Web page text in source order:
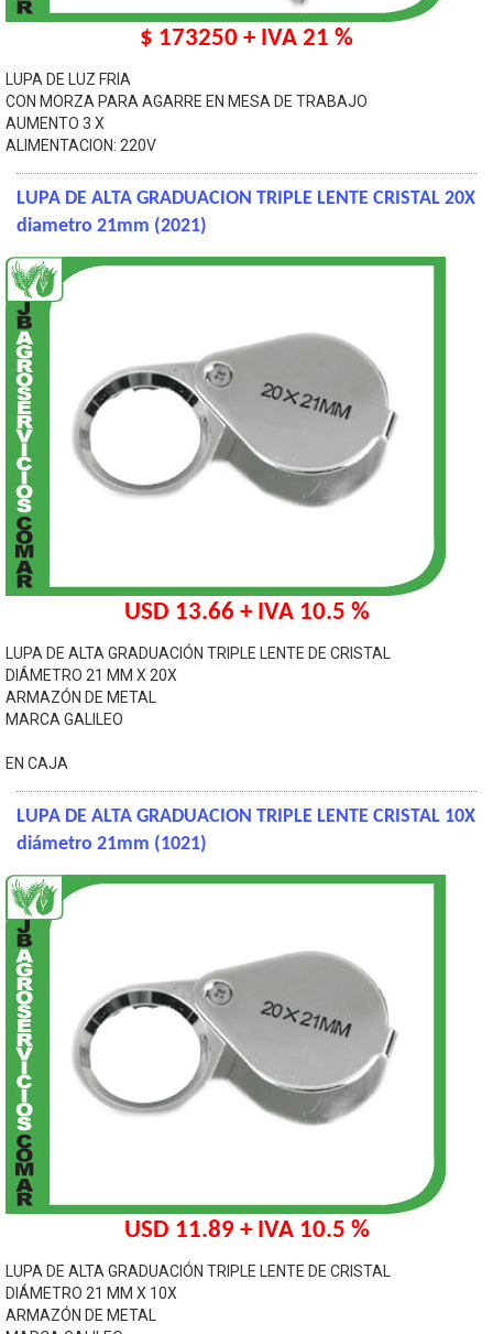
$ 173250 + IVA 21 %
LUPA DE LUZ FRIA
CON MORZA PARA AGARRE EN MESA DE TRABAJO
AUMENTO 3 X
ALIMENTACION: 220V
LUPA DE ALTA GRADUACION TRIPLE LENTE CRISTAL 20X
diametro 21mm (2021)
USD 13.66 + IVA 10.5 %
LUPA DE ALTA GRADUACIÓN TRIPLE LENTE DE CRISTAL
DIÁMETRO 21 MM X 20X
ARMAZÓN DE METAL
MARCA GALILEO
EN CAJA
LUPA DE ALTA GRADUACION TRIPLE LENTE CRISTAL 10X
diámetro 21mm (1021)
USD 11.89 + IVA 10.5 %
LUPA DE ALTA GRADUACIÓN TRIPLE LENTE DE CRISTAL
DIÁMETRO 21 MM X 10X
ARMAZÓN DE METAL